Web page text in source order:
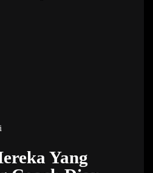
Yang